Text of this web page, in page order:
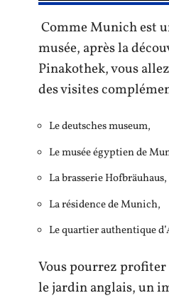
Comme Munich est
musée, après la
Pinakothek, vous
des visites
Le deutsches museum,
Le musée égyptien de
La brasserie Hofbräuhaus,
La résidence de Munich,
Le quartier authentique
Vous pourrez profiter
le jardin anglais, un